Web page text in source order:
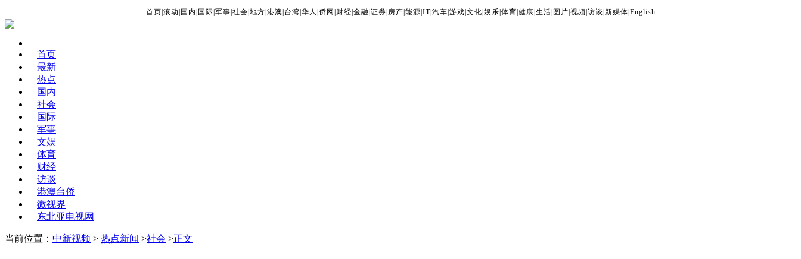
首页 滚动 国内 国际 军事 社会 地方 港澳 台湾 华人 侨网 财经 金融 证券 房产 能源 IT| 汽车 游戏 文化 娱乐 体育 健康 生活 图片 视频 访谈 新媒体 English
首页
最新
热点
国内
社会
国际
军事
文娱
体育
财经
访谈
港澳台侨
微视界
东北亚电视网
当前位置： 中新视频 > 热点新闻 >社会 >正文